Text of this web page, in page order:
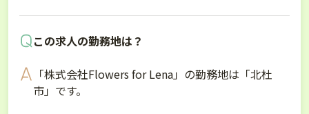
この求人の勤務地は？
「株式会社Flowers for Lena」の勤務地は「北杜
市」です。